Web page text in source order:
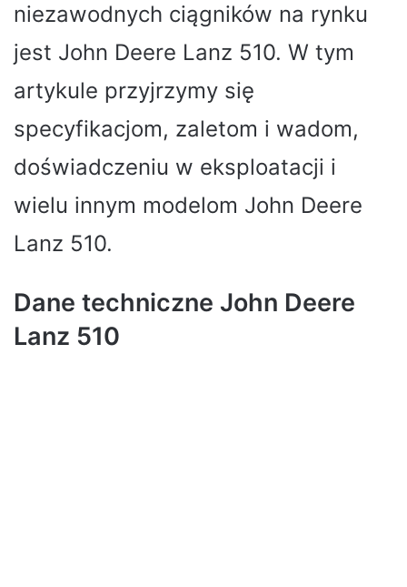
niezawodnych ciągników na rynku
jest John Deere Lanz 510. W tym
artykule przyjrzymy się
specyfikacjom, zaletom i wadom,
doświadczeniu w eksploatacji i
wielu innym modelom John Deere
Lanz 510.
Dane techniczne John Deere
Lanz 510